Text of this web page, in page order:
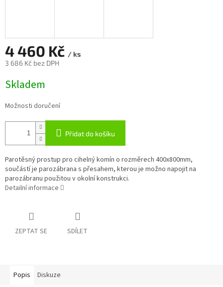
4 460 Kč / ks
3 686 Kč bez DPH
cena:
Skladem
Možnosti doručení
Přidat do košíku
Parotěsný prostup pro cihelný komín o rozměrech 400x800mm,
součástí je parozábrana s přesahem, kterou je možno napojit na
parozábranu použitou v okolní konstrukci.
Detailní informace
ZEPTAT SE SDÍLET
Popis Diskuze